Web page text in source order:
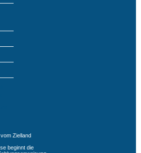
Zielland
beginnt die